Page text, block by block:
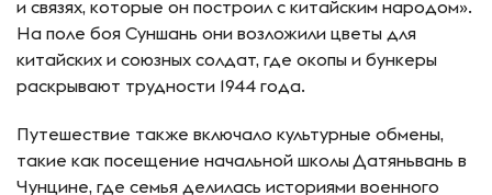
и связях, которые он построил с китайским народом».
На поле боя Суншань они возложили цветы для
китайских и союзных солдат, где окопы и бункеры
раскрывают трудности 1944 года.
Путешествие также включало культурные обмены,
такие как посещение начальной школы Датяньвань в
Чунцине, где семья делилась историями военного